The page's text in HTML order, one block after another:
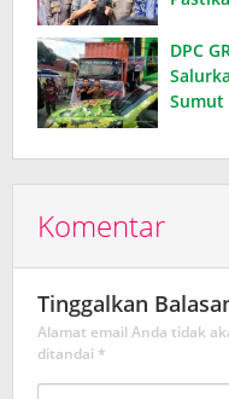
DPC
Sumut
Komentar
Tinggalkan
Alamat email Anda tidak
ditandai *